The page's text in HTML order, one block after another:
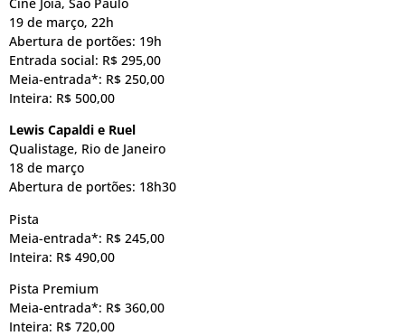
19 de março, 22h
Abertura de portões: 19h
Entrada social: R$ 295,00
Meia-entrada*: R$ 250,00
Inteira: R$ 500,00
Lewis Capaldi e Ruel
Qualistage, Rio de Janeiro
18 de março
Abertura de portões: 18h30
Pista
Meia-entrada*: R$ 245,00
Inteira: R$ 490,00
Pista Premium
Meia-entrada*: R$ 360,00
Inteira: R$ 720,00